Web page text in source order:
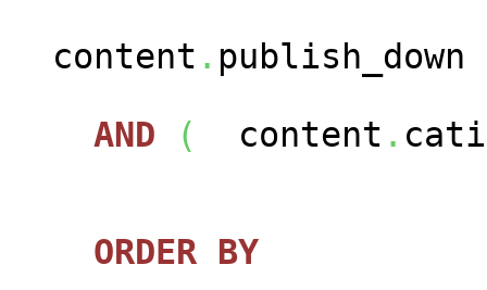
content . publish_down
AND
( content .
ORDER BY